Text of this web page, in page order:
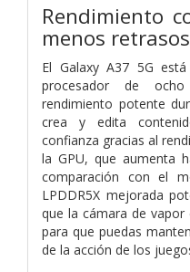
Rendimiento
menos retrasos
El Galaxy A37 5G
procesador de
rendimiento potente
crea y edita
confianza gracias al
la GPU, que aumenta
comparación con el
LPDDR5X mejorada
que la cámara de
para que puedas
de la acción de los